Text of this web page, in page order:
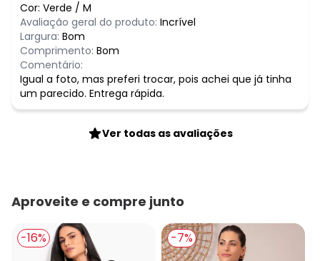
Cor: Verde / M
Avaliação geral do produto: Incrível
Largura: Bom
Comprimento: Bom
Comentário:
Igual a foto, mas preferi trocar, pois achei que já tinha
um parecido. Entrega rápida.
Ver todas as avaliações
Aproveite e compre junto
-16% -7%